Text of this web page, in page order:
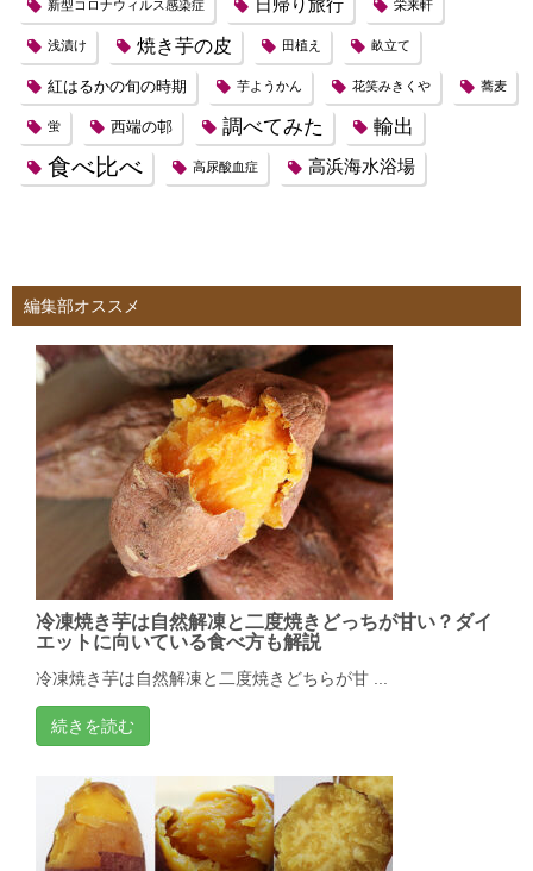
新型コロナウィルス感染症 日帰り旅行 栄来軒
浅漬け 焼き芋の皮 田植え 畝立て
紅はるかの旬の時期 芋ようかん 花笑みきくや 蕎麦
蛍 西端の邨 調べてみた 輸出
食べ比べ 高尿酸血症 高浜海水浴場
編集部オススメ
冷凍焼き芋は自然解凍と二度焼きどっちが甘い？ダイ
エットに向いている食べ方も解説
冷凍焼き芋は自然解凍と二度焼きどちらが甘 ...
続きを読む